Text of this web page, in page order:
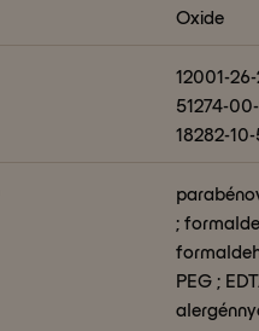
Oxide
12001-
51274-
18282-
;
PEG ;